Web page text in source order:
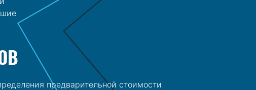
предварительной стоимости